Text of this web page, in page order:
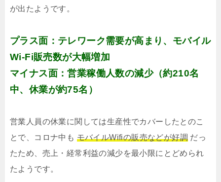
が出たようです。
プラス面：テレワーク需要が高まり、モバイル
Wi-Fi販売数が大幅増加
マイナス面：営業稼働人数の減少（約210名
中、休業が約75名）
営業人員の休業に関しては生産性でカバーしたとのこ
とで、コロナ中も モバイルWifiの販売などが好調 だっ
たため、売上・経常利益の減少を最小限にとどめられ
たようです。